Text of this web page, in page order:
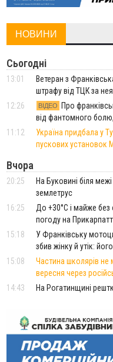
НОВИНИ
Сьогодні
13:01
Ветеран з
штрафу від ТЦК за
12:26
ВІДЕО
Про
від фантомного
11:12
Україна придбала у
пускових установок
Вчора
20:25
На Буковині біля
землетрус
16:25
До +30°C і майже без
погоду на
15:18
У Франківську
збив жінку й утік:
15:08
Частина школярів не
вересня через
14:43
На Рогатинщині
13:25
Пірс, ігровий
тендер на 7
12:14
У Калуші на озері в
качки та риба